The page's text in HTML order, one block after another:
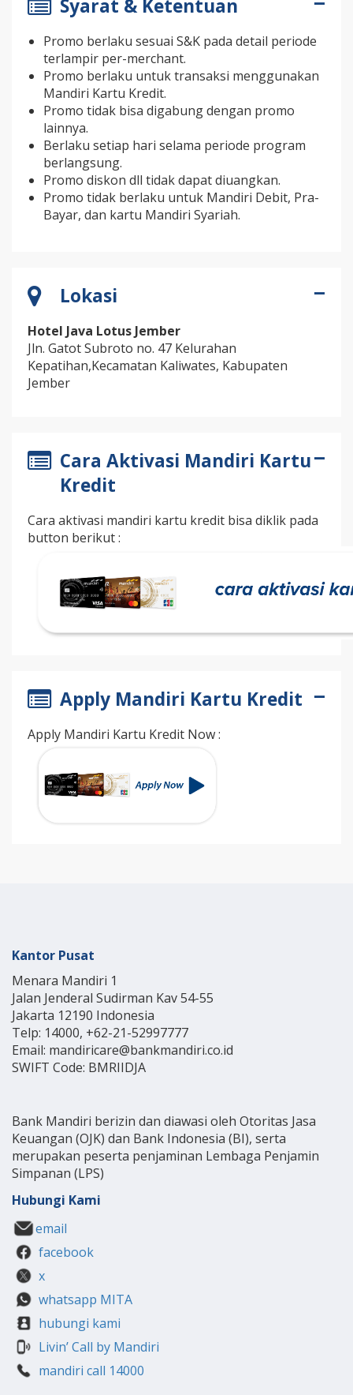
Syarat & Ketentuan
Promo berlaku sesuai S&K pada detail periode
terlampir per-merchant.
Promo berlaku untuk transaksi menggunakan
Mandiri Kartu Kredit.
Promo tidak bisa digabung dengan promo
lainnya.
Berlaku setiap hari selama periode program
berlangsung.
Promo diskon dll tidak dapat diuangkan.
Promo tidak berlaku untuk Mandiri Debit, Pra-
Bayar, dan kartu Mandiri Syariah.
Lokasi
Hotel Java Lotus Jember
Jln. Gatot Subroto no. 47 Kelurahan
Kepatihan,Kecamatan Kaliwates, Kabupaten
Jember
Cara Aktivasi Mandiri Kartu
Kredit
Cara aktivasi mandiri kartu kredit bisa diklik pada
button berikut :
Apply Mandiri Kartu Kredit
Apply Mandiri Kartu Kredit Now :
Kantor Pusat
Menara Mandiri 1
Jalan Jenderal Sudirman Kav 54-55
Jakarta 12190 Indonesia
Telp: 14000, +62-21-52997777
Email: mandiricare@bankmandiri.co.id
SWIFT Code: BMRIIDJA
Bank Mandiri berizin dan diawasi oleh Otoritas Jasa
Keuangan (OJK) dan Bank Indonesia (BI), serta
merupakan peserta penjaminan Lembaga Penjamin
Simpanan (LPS)
Hubungi Kami
email
facebook
x
whatsapp MITA
hubungi kami
Livin’ Call by Mandiri
mandiri call 14000